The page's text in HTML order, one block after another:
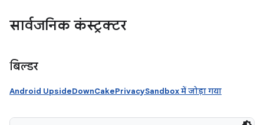
सार्वजनिक कंस्ट्रक्टर
बिल्डर
Android UpsideDownCakePrivacySandbox में जोड़ा गया